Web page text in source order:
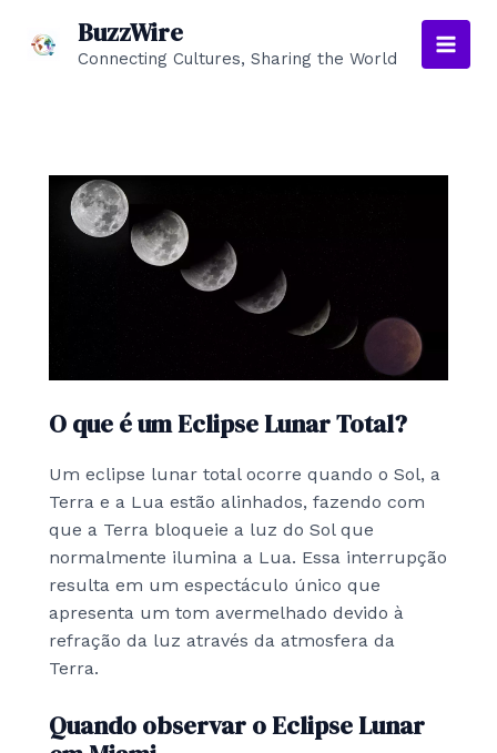
BuzzWire
Connecting Cultures, Sharing the World
Main
O que é um Eclipse Lunar Total?
Um eclipse lunar total ocorre quando o Sol, a
Terra e a Lua estão alinhados, fazendo com
que a Terra bloqueie a luz do Sol que
normalmente ilumina a Lua. Essa interrupção
resulta em um espectáculo único que
apresenta um tom avermelhado devido à
refração da luz através da atmosfera da
Terra.
Quando observar o Eclipse Lunar